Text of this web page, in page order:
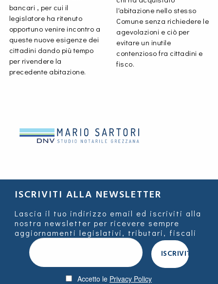
bancari , per cui il
legislatore ha ritenuto
opportuno venire incontro a
queste nuove esigenze dei
cittadini dando più tempo
per rivendere la
precedente abitazione.
l'abitazione nello stesso
Comune senza richiedere le
agevolazioni e ciò per
evitare un inutile
contenzioso fra cittadini e
fisco.
ISCRIVITI ALLA NEWSLETTER
Lascia il tuo indirizzo email ed iscriviti alla
nostra newsletter per ricevere sempre
aggiornamenti legislativi, tributari, fiscali
Accetto le Privacy Policy